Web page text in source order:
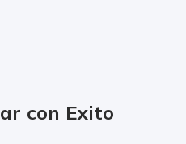
con Exito